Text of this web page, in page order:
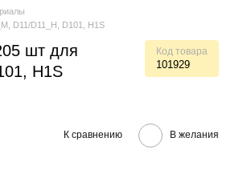
D11/D11_H, D101, H1S
шт для
H1S
Код товара
101929
К сравнению В желания